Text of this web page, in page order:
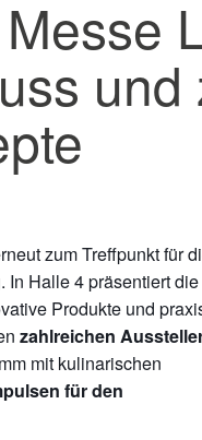
zum Treffpunkt für
In Halle 4 präsentiert die
Produkte und
zahlreichen
mit kulinarischen
für den